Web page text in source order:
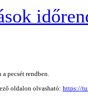
pecsét rendben.
oldalon olvasható: https://